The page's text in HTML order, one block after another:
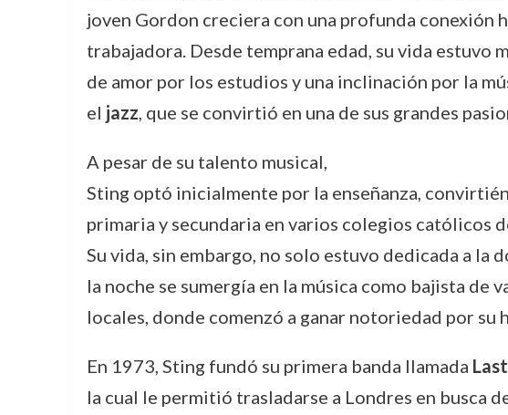
joven Gordon creciera con una profunda conexión
trabajadora. Desde temprana edad, su vida estuvo
de amor por los estudios y una inclinación por la
el jazz, que se convirtió en una de sus grandes
A pesar de su talento musical,
Sting optó inicialmente por la enseñanza,
primaria y secundaria en varios colegios católicos
Su vida, sin embargo, no solo estuvo dedicada a la
la noche se sumergía en la música como bajista de
locales, donde comenzó a ganar notoriedad por su
En 1973, Sting fundó su primera banda llamada
la cual le permitió trasladarse a Londres en busca